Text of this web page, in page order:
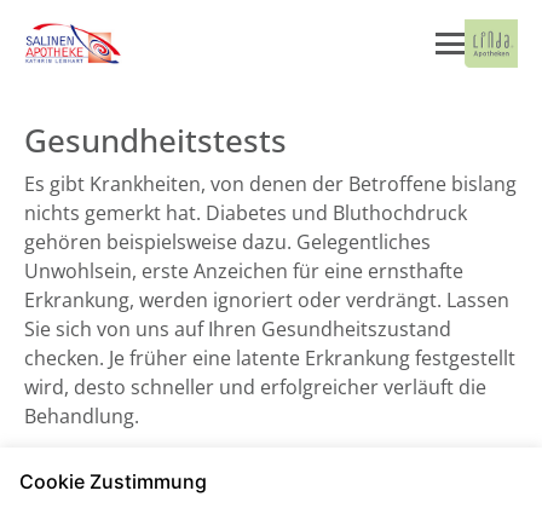
Gesundheitstests
Es gibt Krankheiten, von denen der Betroffene bislang
nichts gemerkt hat. Diabetes und Bluthochdruck
gehören beispielsweise dazu. Gelegentliches
Unwohlsein, erste Anzeichen für eine ernsthafte
Erkrankung, werden ignoriert oder verdrängt. Lassen
Sie sich von uns auf Ihren Gesundheitszustand
checken. Je früher eine latente Erkrankung festgestellt
wird, desto schneller und erfolgreicher verläuft die
Behandlung.
Blutdruckmessung
Cookie Zustimmung